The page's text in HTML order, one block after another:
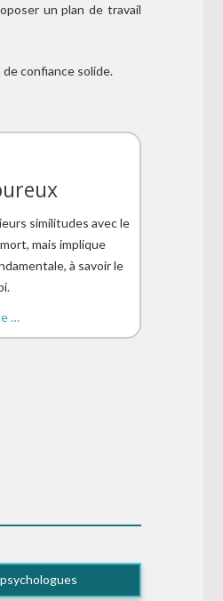
un plan de travail
confiance solide.
similitudes avec le
mais implique
à savoir le
…